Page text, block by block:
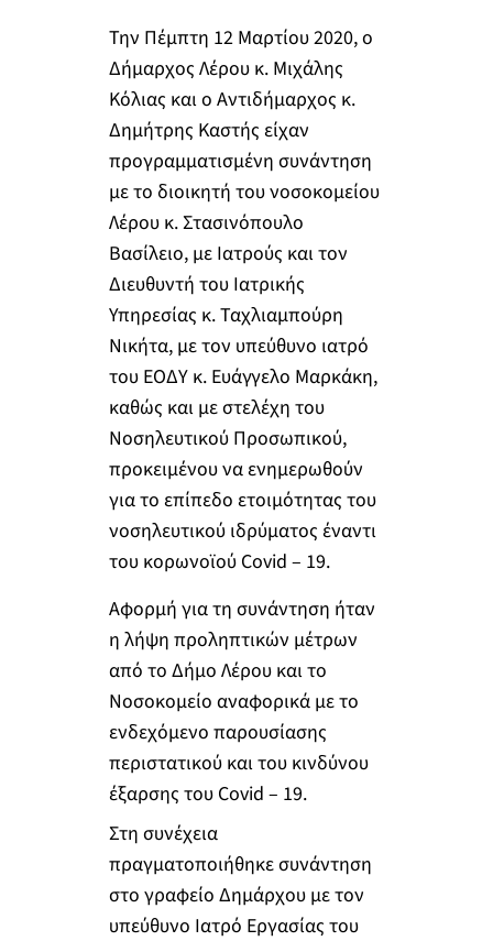
Την Πέμπτη 12 Μαρτίου 2020, ο
Δήμαρχος Λέρου κ. Μιχάλης
Κόλιας και ο Αντιδήμαρχος κ.
Δημήτρης Καστής είχαν
προγραμματισμένη συνάντηση
με το διοικητή του νοσοκομείου
Λέρου κ. Στασινόπουλο
Βασίλειο, με Ιατρούς και τον
Διευθυντή του Ιατρικής
Υπηρεσίας κ. Ταχλιαμπούρη
Νικήτα, με τον υπεύθυνο ιατρό
του ΕΟΔΥ κ. Ευάγγελο Μαρκάκη,
καθώς και με στελέχη του
Νοσηλευτικού Προσωπικού,
προκειμένου να ενημερωθούν
για το επίπεδο ετοιμότητας του
νοσηλευτικού ιδρύματος έναντι
του κορωνοϊού Covid – 19.
Αφορμή για τη συνάντηση ήταν
η λήψη προληπτικών μέτρων
από το Δήμο Λέρου και το
Νοσοκομείο αναφορικά με το
ενδεχόμενο παρουσίασης
περιστατικού και του κινδύνου
έξαρσης του Covid – 19.
Στη συνέχεια
πραγματοποιήθηκε συνάντηση
στο γραφείο Δημάρχου με τον
υπεύθυνο Ιατρό Εργασίας του